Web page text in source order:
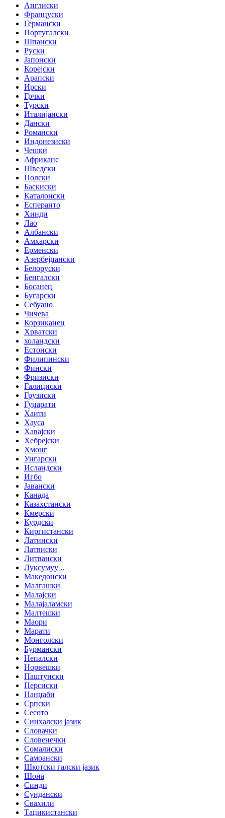
Англиски
Француски
Германски
Португалски
Шпански
Руски
Јапонски
Корејски
Арапски
Ирски
Грчки
Турски
Италијански
Дански
Романски
Индонезиски
Чешки
Африканс
Шведски
Полски
Баскиски
Каталонски
Есперанто
Хинди
Лао
Албански
Амхарски
Ерменски
Азербејџански
Белоруски
Бенгалски
Босанец
Бугарски
Себуано
Чичева
Корзиканец
Хрватски
холандски
Естонски
Филипински
Фински
Фризиски
Галициски
Грузиски
Гуџарати
Хаити
Хауса
Хавајски
Хебрејски
Хмонг
Унгарски
Исландски
Игбо
Јавански
Канада
Казахстански
Кмерски
Курдски
Киргистански
Латински
Латвиски
Литвански
Луксумуу ..
Македонски
Малгашки
Малајски
Малајаламски
Малтешки
Маори
Марати
Монголски
Бурмански
Непалски
Норвешки
Паштунски
Персиски
Панџаби
Српски
Сесото
Синхалски јазик
Словачки
Словенечки
Сомалиски
Самоански
Шкотски галски јазик
Шона
Синди
Сундански
Свахили
Таџикистански